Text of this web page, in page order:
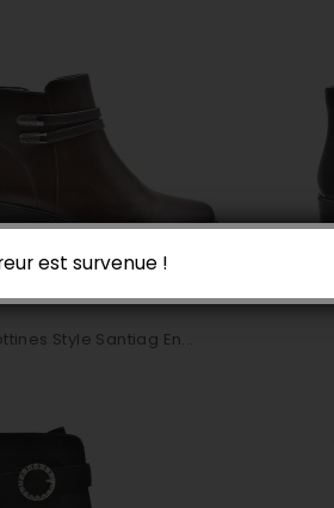
Style Santiag En...
est survenue !